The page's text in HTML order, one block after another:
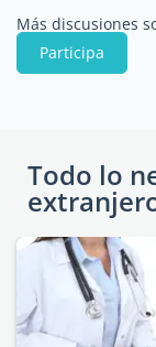
Más discusiones
Participa
Todo lo